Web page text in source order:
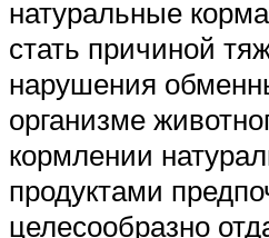
натуральные
стать причиной
нарушения
организме
кормлении
продуктами
целесообразно